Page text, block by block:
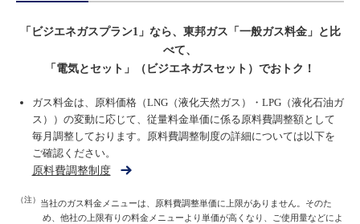
「ビジエネガスプラン1」なら、東邦ガス「一般ガス料金」と比
べて、
「電気とセット」（ビジエネガスセット）でおトク！
ガス料金は、原料価格（LNG（液化天然ガス）・LPG（液化石油ガ
ス））の変動に応じて、従量料金単価に係る原料費調整額として
毎月調整しております。原料費調整制度の詳細については以下を
ご確認ください。
原料費調整制度
（注） 当社のガス料金メニューは、原料費調整単価に上限がありません。そのた
め、他社の上限有りの料金メニューより単価が高くなり、ご使用量などによ